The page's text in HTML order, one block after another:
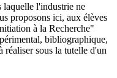
laquelle l'industrie ne
proposons ici, aux élèves
à la Recherche"
bibliographique,
réaliser sous la tutelle d'un